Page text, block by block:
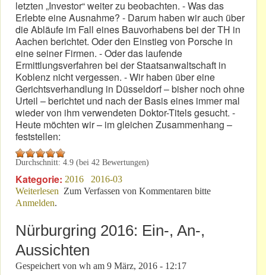
letzten „Investor“ weiter zu beobachten. - Was das
Erlebte eine Ausnahme? - Darum haben wir auch über
die Abläufe im Fall eines Bauvorhabens bei der TH in
Aachen berichtet. Oder den Einstieg von Porsche in
eine seiner Firmen. - Oder das laufende
Ermittlungsverfahren bei der Staatsanwaltschaft in
Koblenz nicht vergessen. - Wir haben über eine
Gerichtsverhandlung in Düsseldorf – bisher noch ohne
Urteil – berichtet und nach der Basis eines immer mal
wieder von ihm verwendeten Doktor-Titels gesucht. -
Heute möchten wir – im gleichen Zusammenhang –
feststellen:
Durchschnitt: 4.9 (bei 42 Bewertungen)
Kategorie: 2016
2016-03
Weiterlesen über Gehört zusammen: Frühling & Malkasten
Zum Verfassen von Kommentaren bitte
Anmelden.
Nürburgring 2016: Ein-, An-,
Aussichten
Gespeichert von wh am 9 März, 2016 - 12:17